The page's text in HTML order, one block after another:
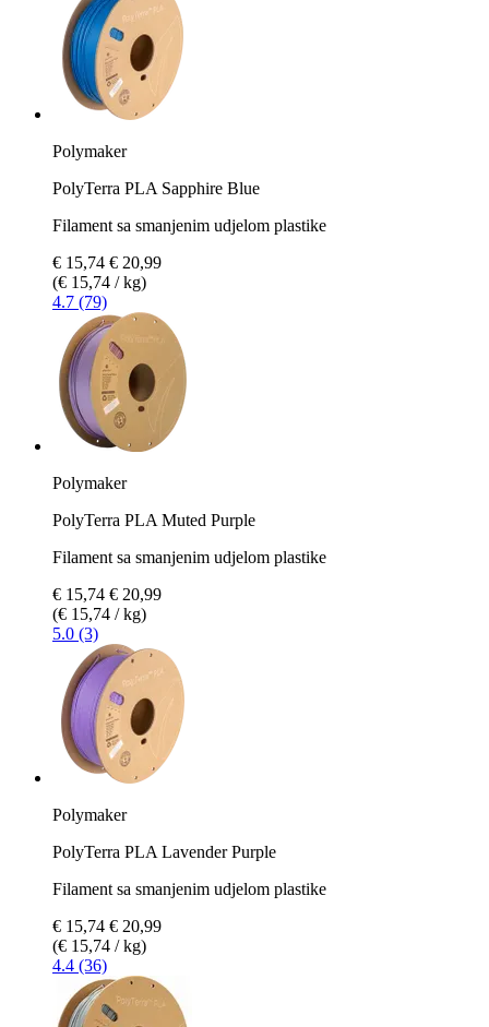
Polymaker
PolyTerra PLA Sapphire Blue
Filament sa smanjenim udjelom plastike
€ 15,74 € 20,99
(€ 15,74 / kg)
4.7 (79)
Polymaker
PolyTerra PLA Muted Purple
Filament sa smanjenim udjelom plastike
€ 15,74 € 20,99
(€ 15,74 / kg)
5.0 (3)
Polymaker
PolyTerra PLA Lavender Purple
Filament sa smanjenim udjelom plastike
€ 15,74 € 20,99
(€ 15,74 / kg)
4.4 (36)